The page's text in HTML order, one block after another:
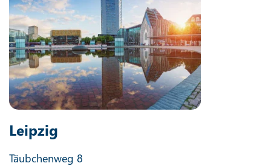
Leipzig
Täubchenweg 8